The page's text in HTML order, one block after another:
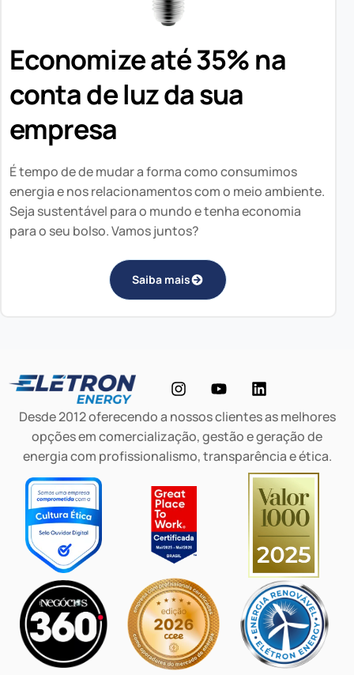
Economize até 35% na
conta de luz da sua
empresa
É tempo de de mudar a forma como consumimos
energia e nos relacionamentos com o meio ambiente.
Seja sustentável para o mundo e tenha economia
para o seu bolso. Vamos juntos?
Saiba mais
Desde 2012 oferecendo a nossos clientes as melhores
opções em comercialização, gestão e geração de
energia com profissionalismo, transparência e ética.